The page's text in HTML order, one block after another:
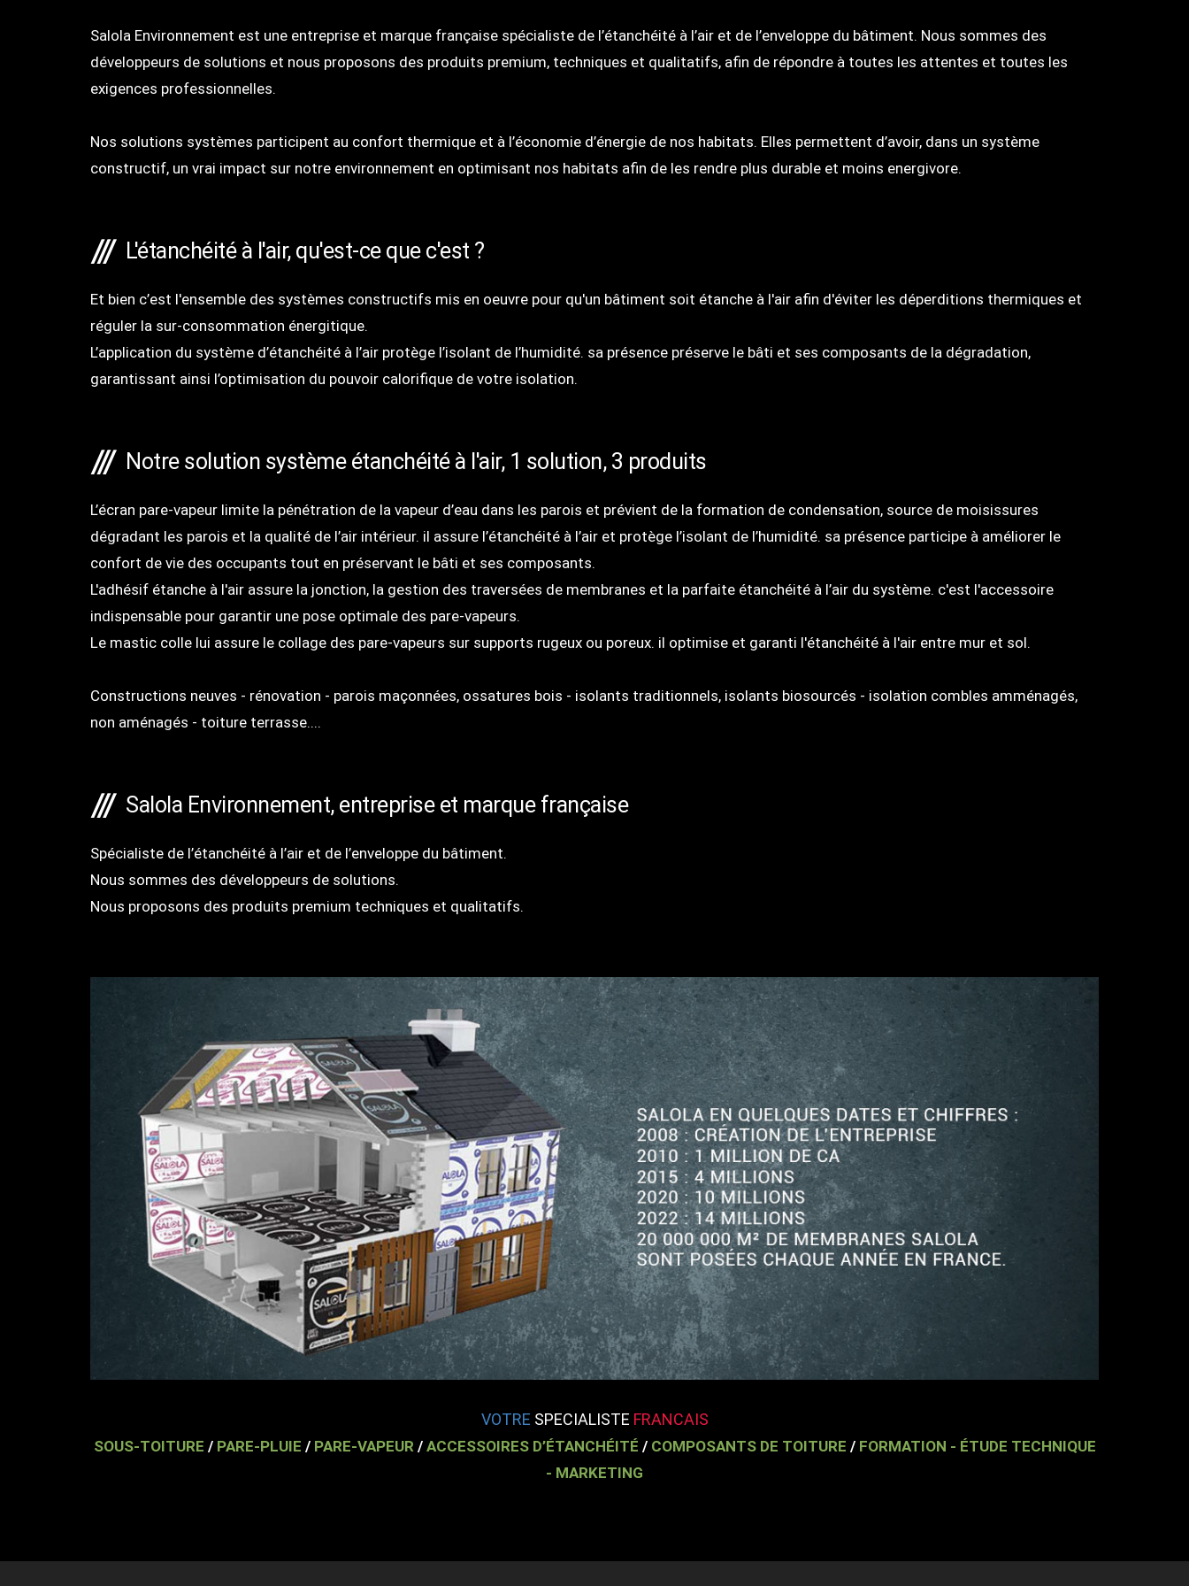
Salola Environnement est une entreprise et marque française spécialiste de l’étanchéité à l’air et de l’enveloppe du bâtiment. Nous sommes des
développeurs de solutions et nous proposons des produits premium, techniques et qualitatifs, afin de répondre à toutes les attentes et toutes les
exigences professionnelles.
Nos solutions systèmes participent au confort thermique et à l’économie d’énergie de nos habitats. Elles permettent d’avoir, dans un système
constructif, un vrai impact sur notre environnement en optimisant nos habitats afin de les rendre plus durable et moins energivore.
L'étanchéité à l'air, qu'est-ce que c'est ?
Et bien c’est l'ensemble des systèmes constructifs mis en oeuvre pour qu'un bâtiment soit étanche à l'air afin d'éviter les déperditions thermiques et
réguler la sur-consommation énergitique.
L’application du système d’étanchéité à l’air protège l’isolant de l’humidité. sa présence préserve le bâti et ses composants de la dégradation,
garantissant ainsi l’optimisation du pouvoir calorifique de votre isolation.
Notre solution système étanchéité à l'air, 1 solution, 3 produits
L’écran pare-vapeur limite la pénétration de la vapeur d’eau dans les parois et prévient de la formation de condensation, source de moisissures
dégradant les parois et la qualité de l’air intérieur. il assure l’étanchéité à l’air et protège l’isolant de l’humidité. sa présence participe à améliorer le
confort de vie des occupants tout en préservant le bâti et ses composants.
L'adhésif étanche à l'air assure la jonction, la gestion des traversées de membranes et la parfaite étanchéité à l’air du système. c'est l'accessoire
indispensable pour garantir une pose optimale des pare-vapeurs.
Le mastic colle lui assure le collage des pare-vapeurs sur supports rugeux ou poreux. il optimise et garanti l'étanchéité à l'air entre mur et sol.
Constructions neuves - rénovation - parois maçonnées, ossatures bois - isolants traditionnels, isolants biosourcés - isolation combles amménagés,
non aménagés - toiture terrasse....
Salola Environnement, entreprise et marque française
Spécialiste de l’étanchéité à l’air et de l’enveloppe du bâtiment.
Nous sommes des développeurs de solutions.
Nous proposons des produits premium techniques et qualitatifs.
VOTRE SPECIALISTE FRANCAIS
SOUS-TOITURE / PARE-PLUIE / PARE-VAPEUR/ ACCESSOIRES D’ÉTANCHÉITÉ / COMPOSANTS DE TOITURE / FORMATION - ÉTUDE TECHNIQUE
- MARKETING